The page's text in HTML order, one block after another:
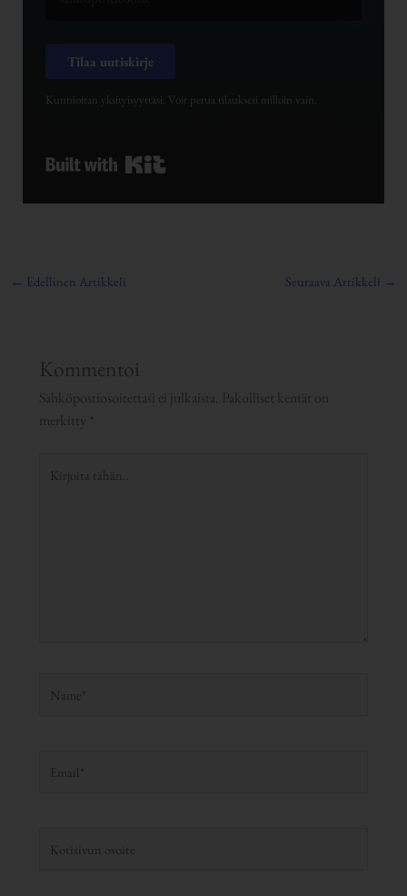
Tilaa uutiskirje
Kunnioitan yksityisyyttäsi. Voit perua tilauksesi milloin vain.
← Edellinen Artikkeli Seuraava Artikkeli →
Kommentoi
Sähköpostiosoitettasi ei julkaista. Pakolliset kentät on
merkitty *
osoite